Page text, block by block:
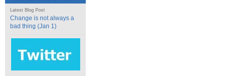
Latest Blog Post
Change is not always a
bad thing (Jan 1)